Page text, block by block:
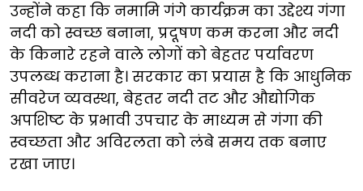
उन्होंने कहा कि नमामि गंगे कार्यक्रम का उद्देश्य गंगा
नदी को स्वच्छ बनाना, प्रदूषण कम करना और नदी
के किनारे रहने वाले लोगों को बेहतर पर्यावरण
उपलब्ध कराना है। सरकार का प्रयास है कि आधुनिक
सीवरेज व्यवस्था, बेहतर नदी तट और औद्योगिक
अपशिष्ट के प्रभावी उपचार के माध्यम से गंगा की
स्वच्छता और अविरलता को लंबे समय तक बनाए
रखा जाए।